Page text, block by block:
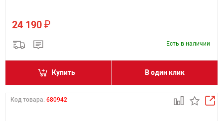
24 190 ₽
Есть в наличии
Купить В один клик
Код товара: 680942